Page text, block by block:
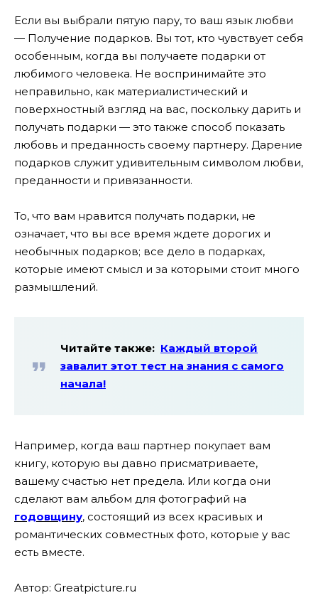
Если вы выбрали пятую пару, то ваш язык любви
— Получение подарков. Вы тот, кто чувствует себя
особенным, когда вы получаете подарки от
любимого человека. Не воспринимайте это
неправильно, как материалистический и
поверхностный взгляд на вас, поскольку дарить и
получать подарки — это также способ показать
любовь и преданность своему партнеру. Дарение
подарков служит удивительным символом любви,
преданности и привязанности.
То, что вам нравится получать подарки, не
означает, что вы все время ждете дорогих и
необычных подарков; все дело в подарках,
которые имеют смысл и за которыми стоит много
размышлений.
Читайте также: Каждый второй
завалит этот тест на знания с самого
начала!
Например, когда ваш партнер покупает вам
книгу, которую вы давно присматриваете,
вашему счастью нет предела. Или когда они
сделают вам альбом для фотографий на
годовщину, состоящий из всех красивых и
романтических совместных фото, которые у вас
есть вместе.
Автор: Greatpicture.ru